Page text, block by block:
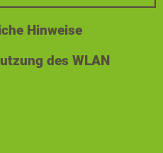
Hinweise
des WLAN